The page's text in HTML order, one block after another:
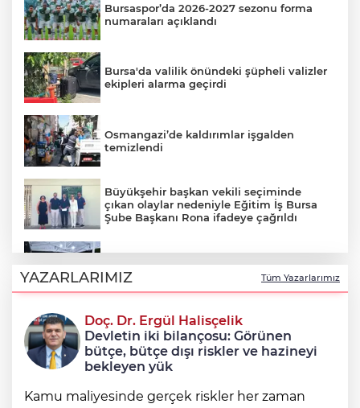
Bursaspor’da 2026-2027 sezonu forma
numaraları açıklandı
Bursa'da valilik önündeki şüpheli valizler
ekipleri alarma geçirdi
Osmangazi’de kaldırımlar işgalden
temizlendi
Büyükşehir başkan vekili seçiminde
çıkan olaylar nedeniyle Eğitim İş Bursa
Şube Başkanı Rona ifadeye çağrıldı
Şadi Özdemir, Esentepeliler’i dinledi
Nilüfer’de kaldırımlar temizlendi
YAZARLARIMIZ Tüm Yazarlarımız
Doç. Dr. Ergül Halisçelik
Devletin iki bilançosu: Görünen
bütçe, bütçe dışı riskler ve hazineyi
bekleyen yük
Kamu maliyesinde gerçek riskler her zaman